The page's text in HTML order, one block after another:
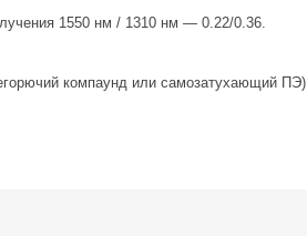
1550 нм / 1310 нм — 0.22/0.36.
компаунд или самозатухающий ПЭ).